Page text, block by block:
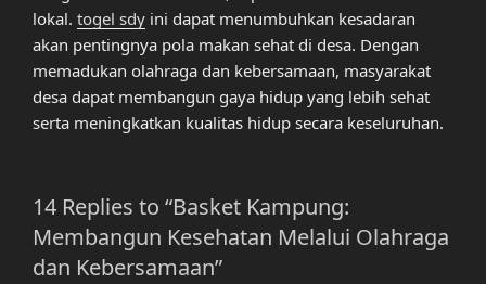
lokal. togel sdy ini dapat menumbuhkan kesadaran
akan pentingnya pola makan sehat di desa. Dengan
memadukan olahraga dan kebersamaan, masyarakat
desa dapat membangun gaya hidup yang lebih sehat
serta meningkatkan kualitas hidup secara keseluruhan.
14 Replies to “Basket Kampung:
Membangun Kesehatan Melalui Olahraga
dan Kebersamaan”